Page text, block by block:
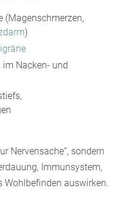
(Magenschmerzen,
)
im Nacken- und
Nervensache“, sondern
Immunsystem,
Wohlbefinden auswirken.